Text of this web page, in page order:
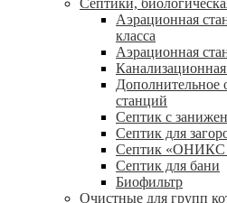
Септики,
Аэрационная
класса
Аэрационная
Дополнительное
станций
Септик с
Септик для
Септик «ОНИКС
Септик для бани
Биофильтр
Очистные для групп